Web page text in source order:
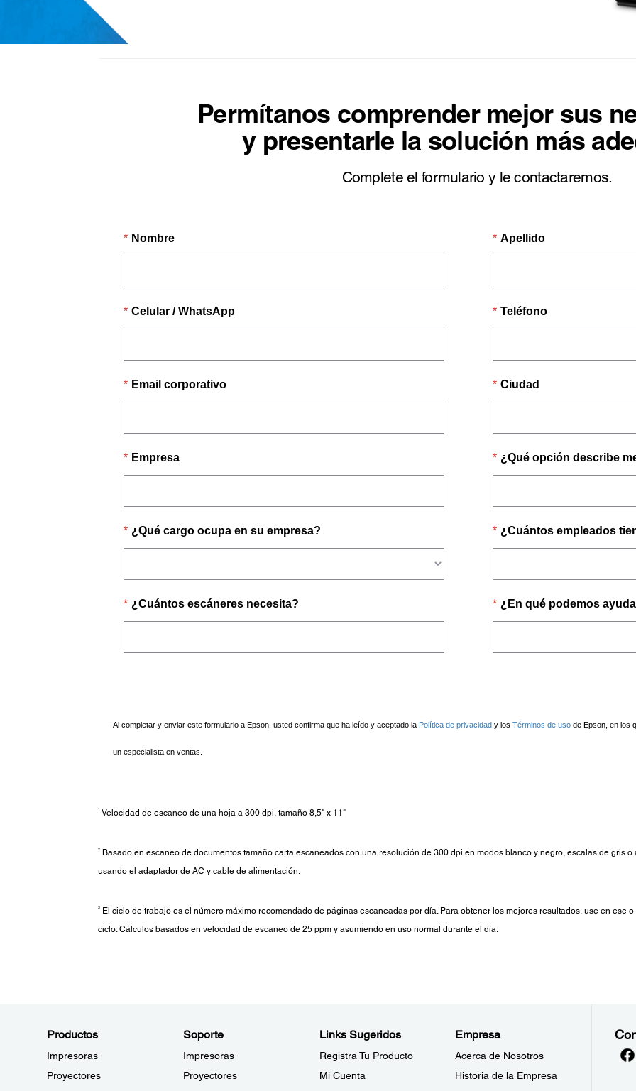
Permítanos comprender mejor sus
y presentarle la solución más
Complete el formulario y le contactaremos.
1 Velocidad de escaneo de una hoja a 300 dpi, tamaño 8,5" x 11"
2Basado en escaneo de documentos tamaño carta escaneados con una resolución de 300 dpi en modos blanco y negro, escalas de gris o
usando el adaptador de AC y cable de alimentación.
3El ciclo de trabajo es el número máximo recomendado de páginas escaneadas por día. Para obtener los mejores resultados, use en ese o
ciclo. Cálculos basados en velocidad de escaneo de 25 ppm y asumiendo en uso normal durante el día.
Productos
Impresoras
Proyectores
Soporte
Impresoras
Proyectores
Links Sugeridos
Registra Tu Producto
Mi Cuenta
Empresa
Acerca de Nosotros
Historia de la Empresa